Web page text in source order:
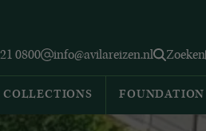
0800 info@avilareizen.nl Zoeken
COLLECTIONS FOUNDATION